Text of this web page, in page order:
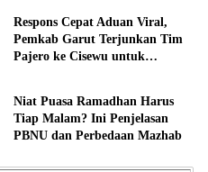
Respons Cepat Aduan Viral,
Pemkab Garut Terjunkan Tim
Pajero ke Cisewu untuk
Headline
Niat Puasa Ramadhan Harus
Tiap Malam? Ini Penjelasan
PBNU dan Perbedaan Mazhab